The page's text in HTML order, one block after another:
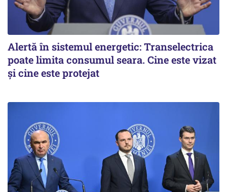
Alertă în sistemul energetic: Transelectrica
poate limita consumul seara. Cine este vizat
și cine este protejat